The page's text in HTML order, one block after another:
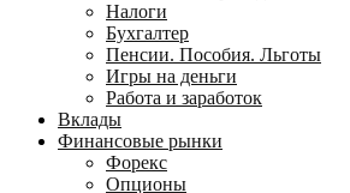
Налоги
Бухгалтер
Пенсии. Пособия. Льготы
Игры на деньги
Работа и заработок
Вклады
Финансовые рынки
Форекс
Опционы